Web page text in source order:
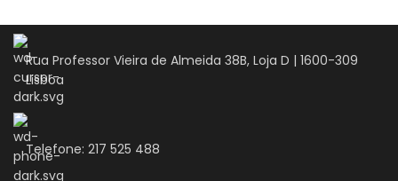
Rua Professor Vieira de Almeida 38B, Loja D | 1600-309
Lisboa
Telefone: 217 525 488